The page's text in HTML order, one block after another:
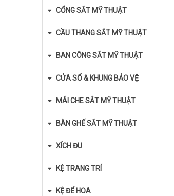
CỔNG SẮT MỸ THUẬT
CẦU THANG SẮT MỸ THUẬT
BAN CÔNG SẮT MỸ THUẬT
CỬA SỔ & KHUNG BẢO VỆ
MÁI CHE SẮT MỸ THUẬT
BÀN GHẾ SẮT MỸ THUẬT
XÍCH ĐU
KỆ TRANG TRÍ
KỆ ĐỂ HOA